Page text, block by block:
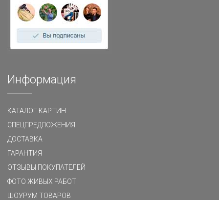
Информация
КАТАЛОГ КАРТИН
СПЕЦПРЕДЛОЖЕНИЯ
ДОСТАВКА
ГАРАНТИЯ
ОТЗЫВЫ ПОКУПАТЕЛЕЙ
ФОТО ЖИВЫХ РАБОТ
ШОУРУМ ТОВАРОВ